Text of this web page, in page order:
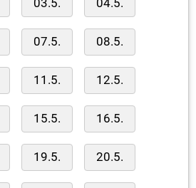
03.5. 04.5.
07.5. 08.5.
11.5. 12.5.
15.5. 16.5.
19.5. 20.5.